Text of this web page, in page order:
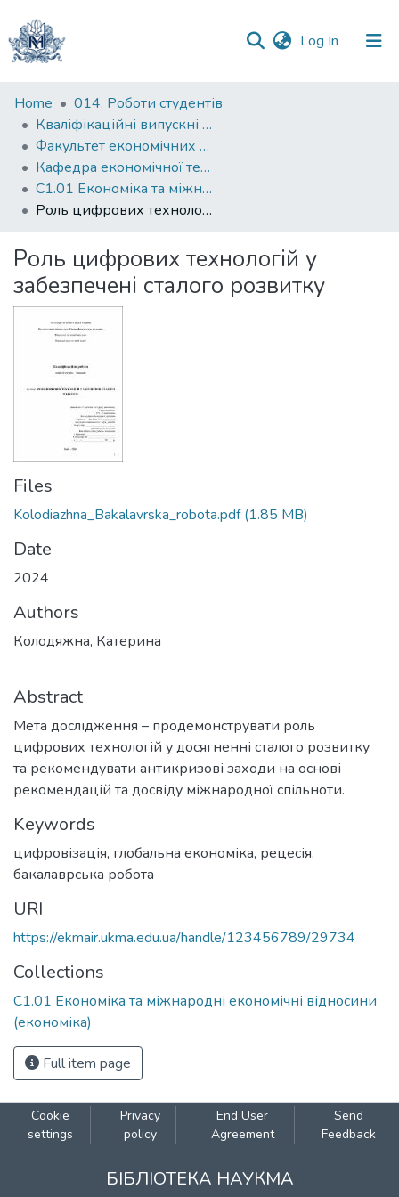
Log In (current)
Communities
&
Collections
All of DSpace
Home
014. Роботи студентів
Кваліфікаційні випускні роботи здобувачів вищої освіти бакалаврських програм
Факультет економічних наук
Кафедра економічної теорії
С1.01 Економіка та міжнародні економічні відносини (економіка)
Роль цифрових технологій у забезпечені сталого розвитку
Роль цифрових технологій у
забезпечені сталого розвитку
Files
Kolodiazhna_Bakalavrska_robota.pdf(1.85 MB)
Date
2024
Authors
Колодяжна, Катерина
Abstract
Мета дослідження – продемонструвати роль
цифрових технологій у досягненні сталого розвитку
та рекомендувати антикризові заходи на основі
рекомендацій та досвіду міжнародної спільноти.
Keywords
цифровізація, глобальна економіка, рецесія,
бакалаврська робота
URI
https://ekmair.ukma.edu.ua/handle/123456789/29734
Collections
С1.01 Економіка та міжнародні економічні відносини
(економіка)
Full item page
Cookie
settings
Privacy
policy
End User
Agreement
Send
Feedback
БІБЛІОТЕКА НАУКМА